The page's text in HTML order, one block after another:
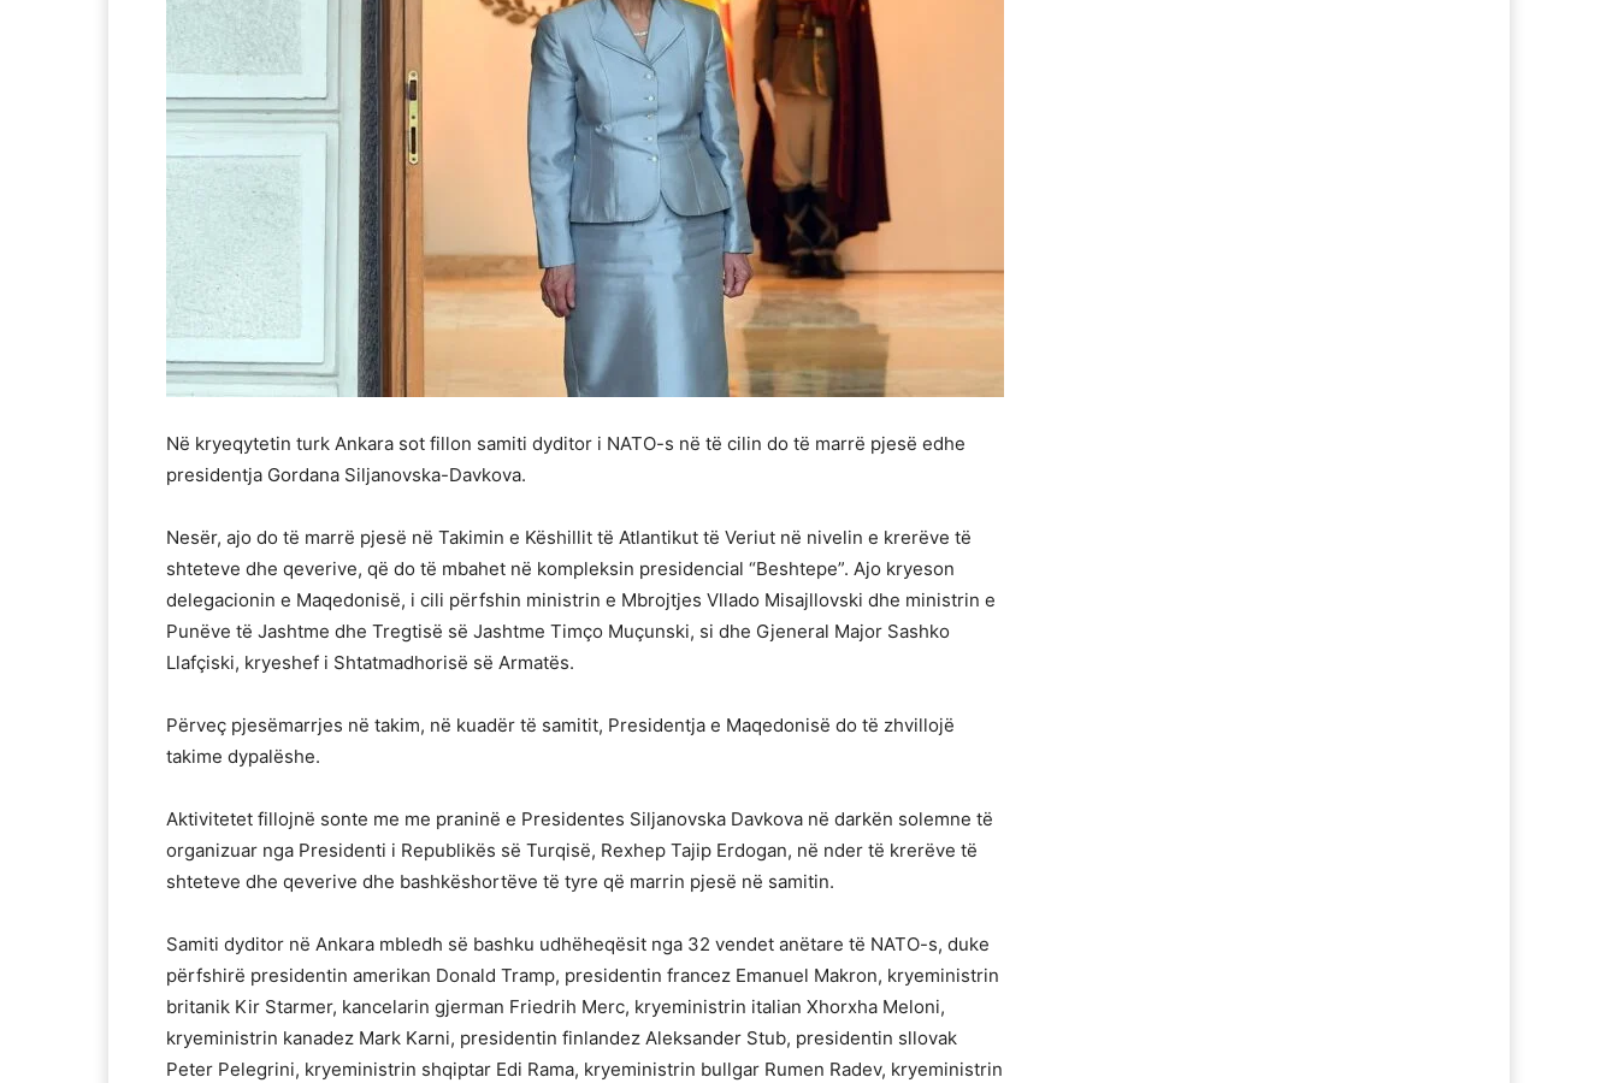
Në kryeqytetin turk Ankara sot fillon samiti dyditor i NATO-s në të cilin do të marrë pjesë edhe
presidentja Gordana Siljanovska-Davkova.
Nesër, ajo do të marrë pjesë në Takimin e Këshillit të Atlantikut të Veriut në nivelin e krerëve të
shteteve dhe qeverive, që do të mbahet në kompleksin presidencial “Beshtepe”. Ajo kryeson
delegacionin e Maqedonisë, i cili përfshin ministrin e Mbrojtjes Vllado Misajllovski dhe ministrin e
Punëve të Jashtme dhe Tregtisë së Jashtme Timço Muçunski, si dhe Gjeneral Major Sashko
Llafçiski, kryeshef i Shtatmadhorisë së Armatës.
Përveç pjesëmarrjes në takim, në kuadër të samitit, Presidentja e Maqedonisë do të zhvillojë
takime dypalëshe.
Aktivitetet fillojnë sonte me me praninë e Presidentes Siljanovska Davkova në darkën solemne të
organizuar nga Presidenti i Republikës së Turqisë, Rexhep Tajip Erdogan, në nder të krerëve të
shteteve dhe qeverive dhe bashkëshortëve të tyre që marrin pjesë në samitin.
Samiti dyditor në Ankara mbledh së bashku udhëheqësit nga 32 vendet anëtare të NATO-s, duke
përfshirë presidentin amerikan Donald Tramp, presidentin francez Emanuel Makron, kryeministrin
britanik Kir Starmer, kancelarin gjerman Friedrih Merc, kryeministrin italian Xhorxha Meloni,
kryeministrin kanadez Mark Karni, presidentin finlandez Aleksander Stub, presidentin sllovak
Peter Pelegrini, kryeministrin shqiptar Edi Rama, kryeministrin bullgar Rumen Radev, kryeministrin